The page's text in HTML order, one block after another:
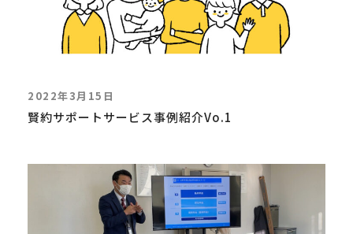
2022年3月15日
賢約サポートサービス事例紹介Vo.1